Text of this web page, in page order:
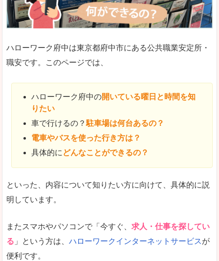
ハローワーク府中は東京都府中市にある公共職業安定所・
職安です。このページでは、
ハローワーク府中の開いている曜日と時間を知
りたい
車で行けるの？ 駐車場は何台あるの？
電車やバスを使った行き方は？
具体的に どんなことができるの？
といった、内容について知りたい方に向けて、具体的に説
明しています。
またスマホやパソコンで「今すぐ、 求人・仕事を探してい
る 」という方は、 ハローワークインターネットサービスが
便利です。